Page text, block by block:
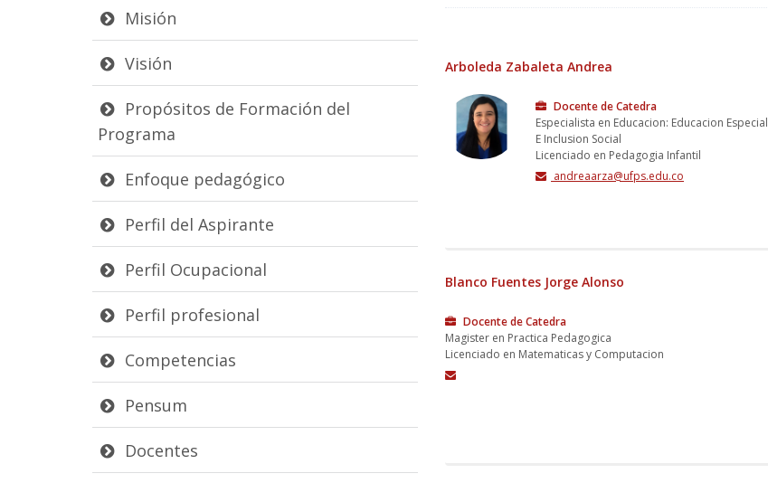
Misión
Visión
Propósitos de Formación del
Programa
Enfoque pedagógico
Perfil del Aspirante
Perfil Ocupacional
Perfil profesional
Competencias
Pensum
Docentes
Arboleda Zabaleta Andrea
Docente de Catedra
Especialista en Educacion: Educacion Especial
E Inclusion Social
Licenciado en Pedagogia Infantil
andreaarza@ufps.edu.co
Blanco Fuentes Jorge Alonso
Docente de Catedra
Magister en Practica Pedagogica
Licenciado en Matematicas y Computacion